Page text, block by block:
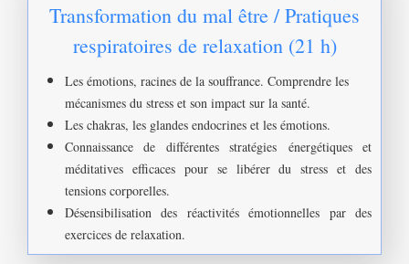
Transformation du mal être / Pratiques
respiratoires de relaxation (21 h)
Les émotions, racines de la souffrance. Comprendre les
mécanismes du stress et son impact sur la santé.
Les chakras, les glandes endocrines et les émotions.
Connaissance de différentes stratégies énergétiques et
méditatives efficaces pour se libérer du stress et des
tensions corporelles.
Désensibilisation des réactivités émotionnelles par des
exercices de relaxation.